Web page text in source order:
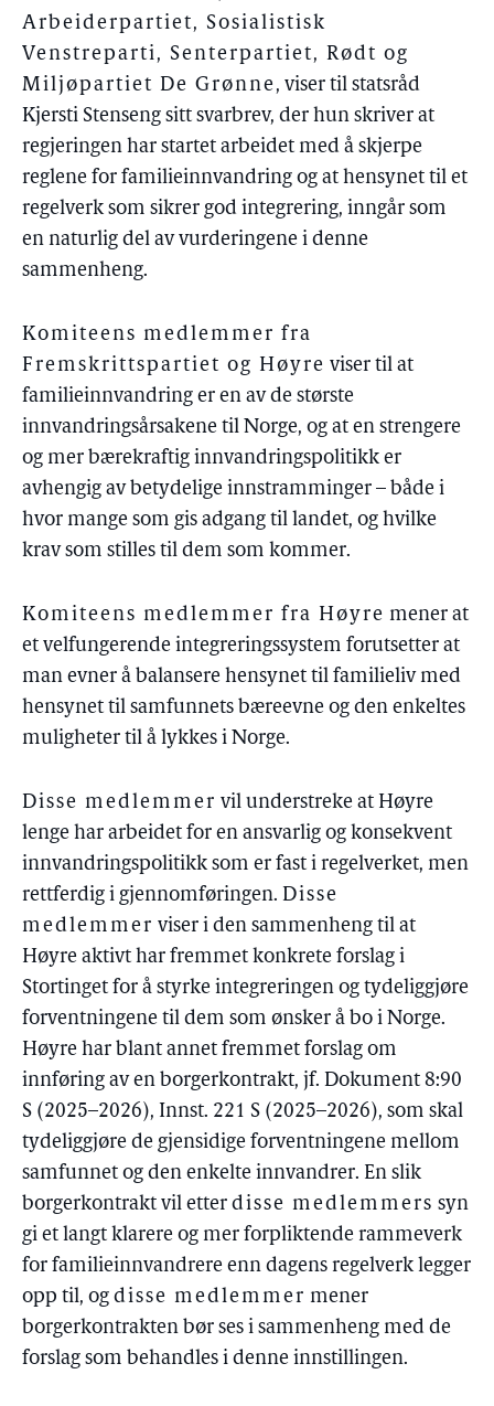
Arbeiderpartiet, Sosialistisk
Venstreparti, Senterpartiet, Rødt og
Miljøpartiet De Grønne , viser til statsråd
Kjersti Stenseng sitt svarbrev, der hun skriver at
regjeringen har startet arbeidet med å skjerpe
reglene for familieinnvandring og at hensynet til et
regelverk som sikrer god integrering, inngår som
en naturlig del av vurderingene i denne
sammenheng.
Komiteens medlemmer fra
Fremskrittspartiet og Høyre viser til at
familieinnvandring er en av de største
innvandringsårsakene til Norge, og at en strengere
og mer bærekraftig innvandringspolitikk er
avhengig av betydelige innstramminger – både i
hvor mange som gis adgang til landet, og hvilke
krav som stilles til dem som kommer.
Komiteens medlemmer fra Høyre mener at
et velfungerende integreringssystem forutsetter at
man evner å balansere hensynet til familieliv med
hensynet til samfunnets bæreevne og den enkeltes
muligheter til å lykkes i Norge.
Disse medlemmer vil understreke at Høyre
lenge har arbeidet for en ansvarlig og konsekvent
innvandringspolitikk som er fast i regelverket, men
rettferdig i gjennomføringen. Disse
medlemmer viser i den sammenheng til at
Høyre aktivt har fremmet konkrete forslag i
Stortinget for å styrke integreringen og tydeliggjøre
forventningene til dem som ønsker å bo i Norge.
Høyre har blant annet fremmet forslag om
innføring av en borgerkontrakt, jf. Dokument 8:90
S (2025–2026), Innst. 221 S (2025–2026), som skal
tydeliggjøre de gjensidige forventningene mellom
samfunnet og den enkelte innvandrer. En slik
borgerkontrakt vil etter disse medlemmers syn
gi et langt klarere og mer forpliktende rammeverk
for familieinnvandrere enn dagens regelverk legger
opp til, og disse medlemmer mener
borgerkontrakten bør ses i sammenheng med de
forslag som behandles i denne innstillingen.